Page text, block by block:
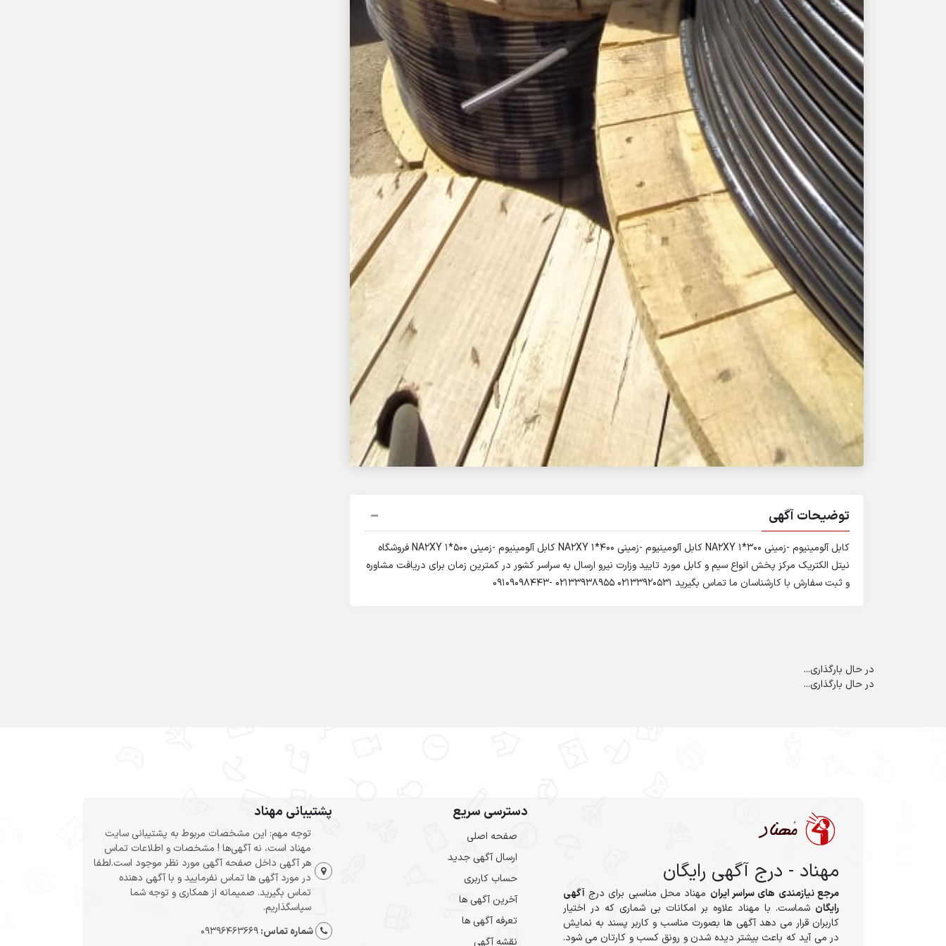
توضیحات آگهی
کابل آلومینیوم -زمینی 300*1 NA2XY کابل آلومینیوم -زمینی 400*1 NA2XY کابل آلومینیوم -زمینی 500*1 NA2XY فروشگاه
نیتل الکتریک مرکز پخش انواع سیم و کابل مورد تایید وزارت نیرو ارسال به سراسر کشور در کمترین زمان برای دریافت مشاوره
و ثبت سفارش با کارشناسان ما تماس بگیرید ۰۲۱۳۳۹۲۰۵۳۱ ۰۲۱۳۳۹۳۸۹۵۵ -۰۹۱۰۹۰۹۸۴۴۳
در حال بارگذاری...
در حال بارگذاری...
مهناد - درج آگهی رایگان
مرجع نیازمندی های سراسر ایران مهناد محل مناسبی برای درجآگهی
رایگان شماست. با مهناد علاوه بر امکانات بی شماری که در اختیار
کاربران قرار می دهد آگهی ها بصورت مناسب و کاربر پسند به نمایش
در می آید که باعث بیشتر دیده شدن و رونق کسب و کارتان می شود.
دسترسی سریع
صفحه اصلی
ارسال‌ آگهی جدید
حساب کاربری
آخرین آگهی ها
تعرفه آگهی ها
نقشه آگهی
پشتیبانی مهناد
توجه مهم: این مشخصات مربوط به پشتیبانی سایت
مهناد است، نه آگهی‌ها ! مشخصات و اطلاعات تماس
هر آگهی داخل صفحه آگهی مورد نظر موجود است.لطفا
در مورد آگهی ها تماس نفرمایید و با آگهی دهنده
تماس بگیرید. صمیمانه از همکاری و توجه شما
سپاسگذاریم.
شماره تماس:09396463669